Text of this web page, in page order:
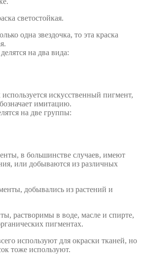
светостойкая.
одна звездочка, то эта краска
на два вида:
искусственный пигмент,
имитацию.
на две группы:
в большинстве случаев, имеют
или добываются из различных
добывались из растений и
растворимы в воде, масле и спирте,
пигментах.
используют для окраски тканей, но
тоже используют.